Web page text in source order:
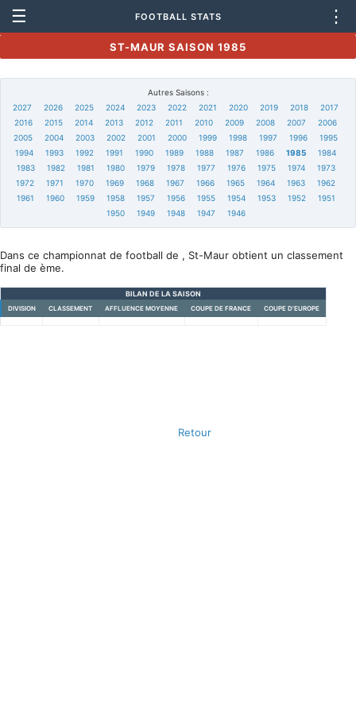
☰ FOOTBALL STATS ⋮
ST-MAUR SAISON 1985
Autres Saisons :
2027
2026 2025 2024 2023 2022 2021 2020 2019 2018
2017
2016
2015 2014 2013 2012 2011 2010 2009 2008 2007
2006
2005
2004 2003 2002 2001 2000 1999 1998 1997 1996
1995
1994
1993 1992 1991 1990 1989 1988 1987 1986 1985
1984
1983
1982 1981 1980 1979 1978 1977 1976 1975 1974
1973
1972
1971 1970 1969 1968 1967 1966 1965 1964 1963
1962
1961
1960 1959 1958 1957 1956 1955 1954 1953 1952
1951
1950
1949 1948 1947 1946
Dans ce championnat de football de , St-Maur obtient un classement
final de ème.
BILAN DE LA SAISON
DIVISION CLASSEMENT AFFLUENCE MOYENNE COUPE DE FRANCE COUPE D'EUROPE
Retour